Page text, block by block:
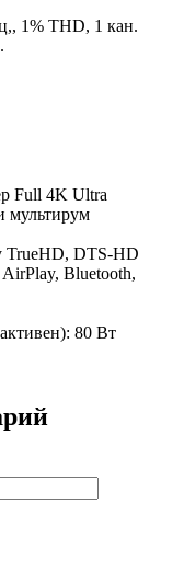
1% THD, 1 кан.
Full 4K Ultra
мультирум
DTS-HD
Bluetooth,
80 Вт